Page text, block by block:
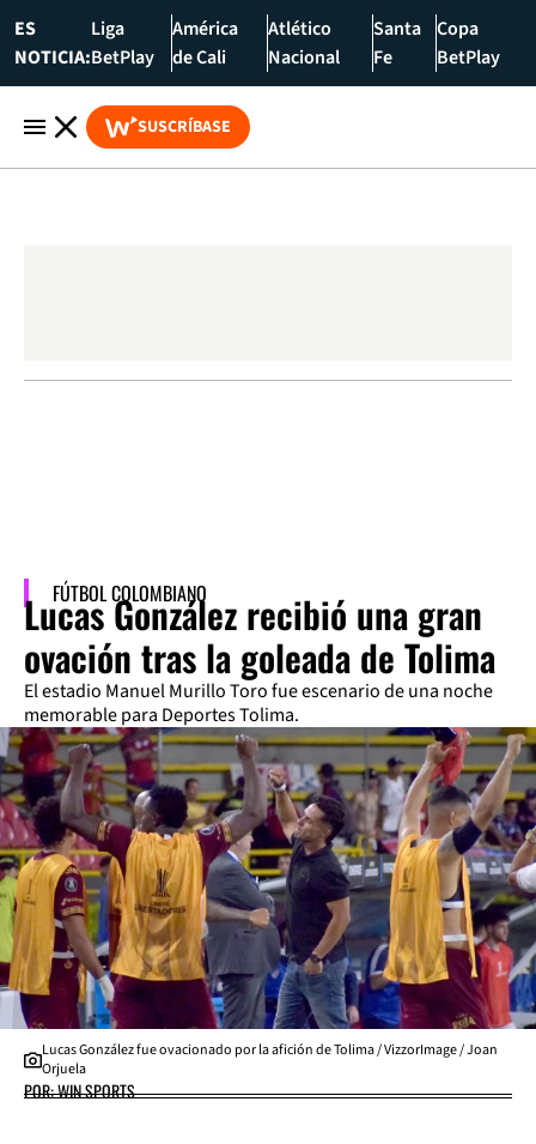
ES
NOTICIA:
Liga
BetPlay
América
de Cali
Atlético
Nacional
Santa
Fe
Copa
BetPlay
SUSCRÍBASE
FÚTBOL COLOMBIANO
Lucas González recibió una gran
ovación tras la goleada de Tolima
El estadio Manuel Murillo Toro fue escenario de una noche
memorable para Deportes Tolima.
Lucas González fue ovacionado por la afición de Tolima / VizzorImage / Joan
Orjuela
POR: WIN SPORTS